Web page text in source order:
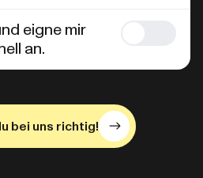
eigne mir
an.
bei uns richtig!